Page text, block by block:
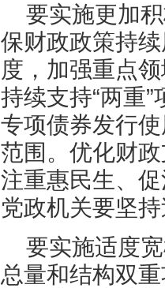
要实施更加
保财政政策持
度，加强重点
持续支持“两重
专项债券发行
范围。优化财
注重惠民生、
党政机关要坚
要实施适度
总量和结构双